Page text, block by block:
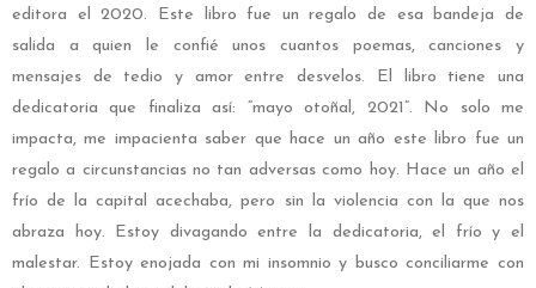
editora el 2020. Este libro fue un regalo de esa bandeja de
salida a quien le confié unos cuantos poemas, canciones y
mensajes de tedio y amor entre desvelos. El libro tiene una
dedicatoria que finaliza así: “mayo otoñal, 2021”. No solo me
impacta, me impacienta saber que hace un año este libro fue un
regalo a circunstancias no tan adversas como hoy. Hace un año el
frío de la capital acechaba, pero sin la violencia con la que nos
abraza hoy. Estoy divagando entre la dedicatoria, el frío y el
malestar. Estoy enojada con mi insomnio y busco conciliarme con